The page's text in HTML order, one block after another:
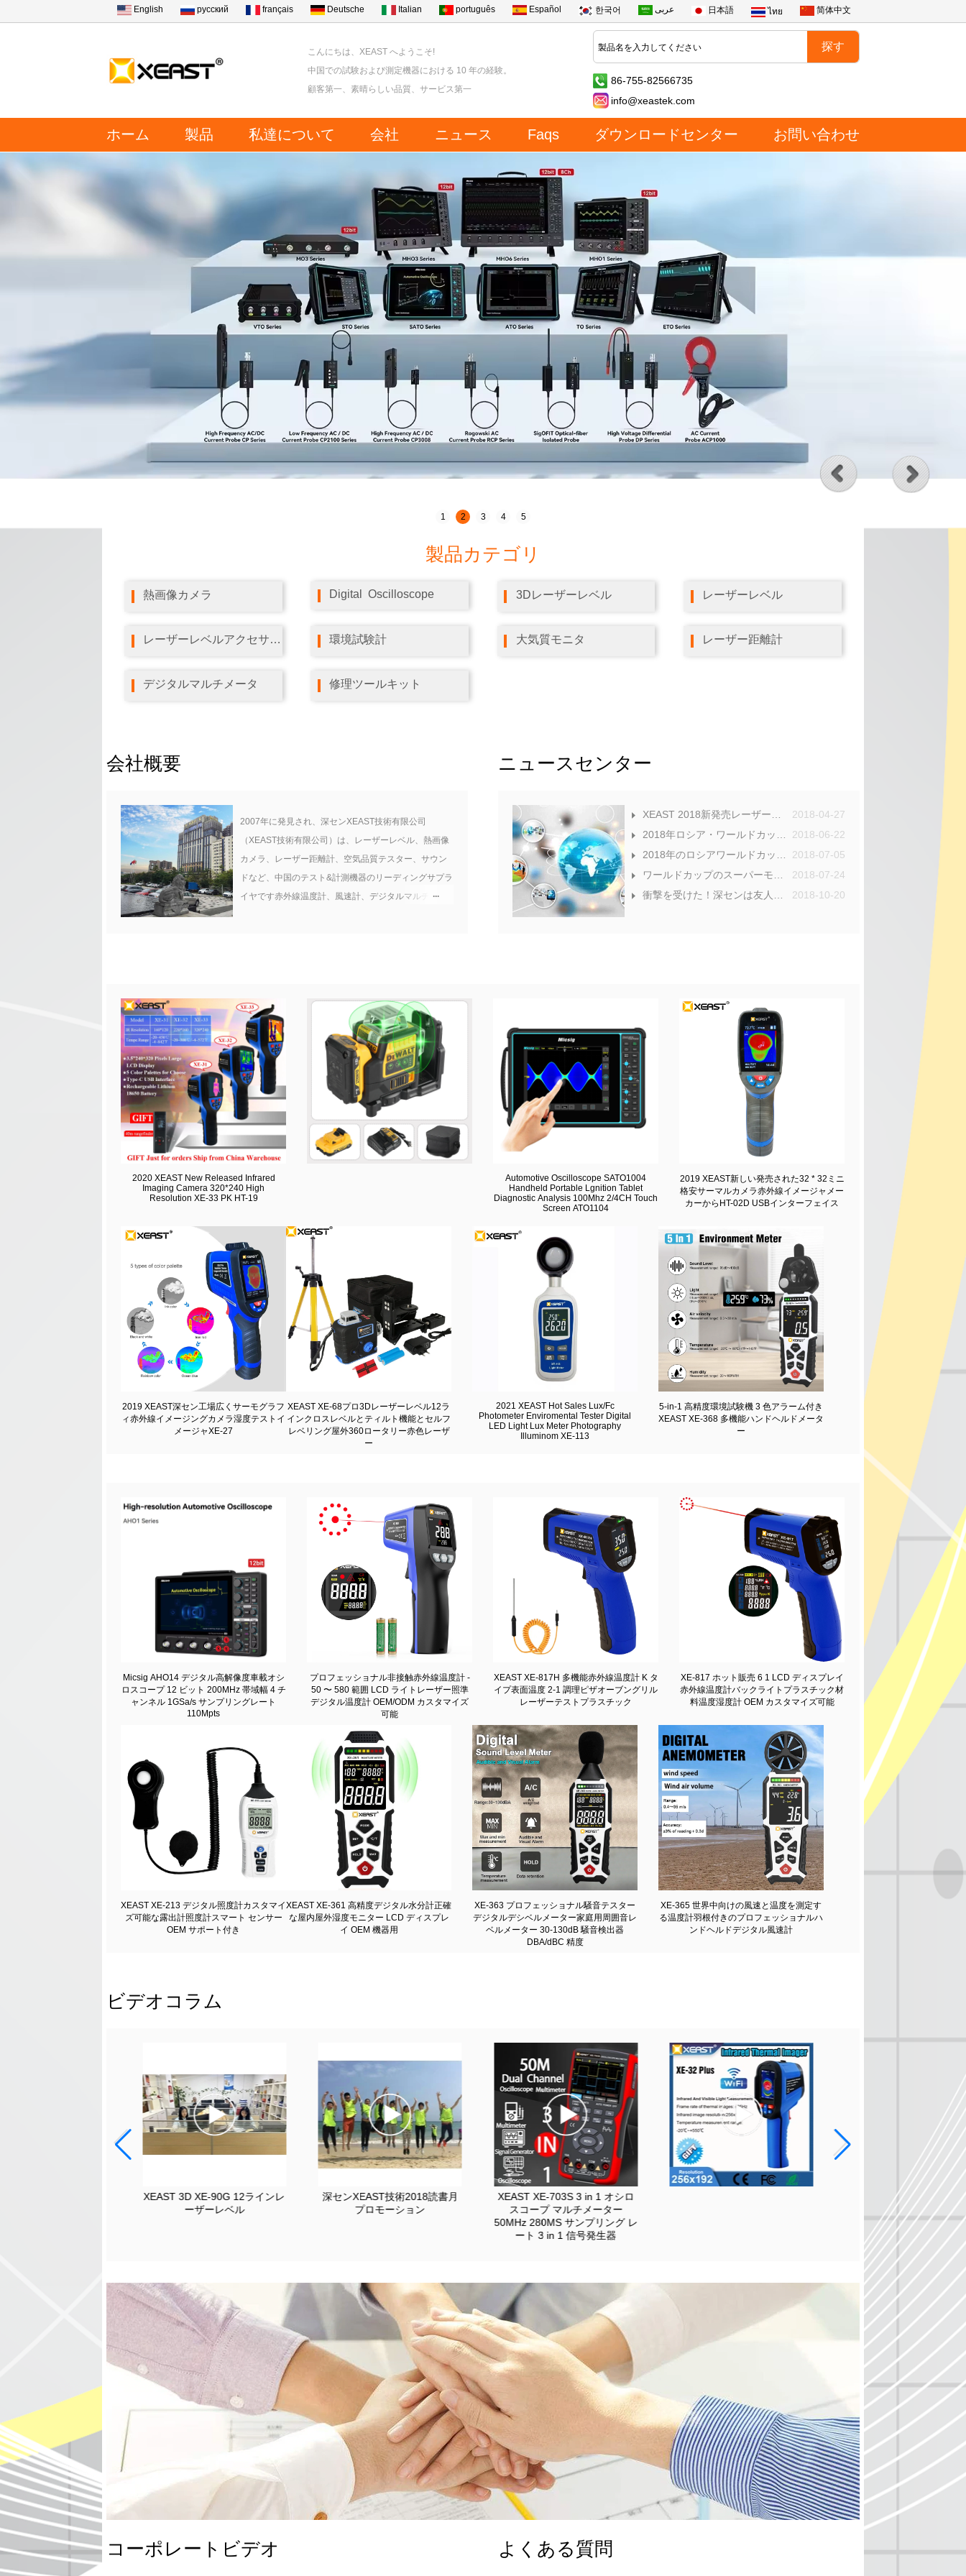
English русский français Deutsche Italian português Español 한국어 عربى 日本語 ไทย 简体中文
こんにちは、XEAST へようこそ!
中国での試験および測定機器における 10 年の経験。
顧客第一、素晴らしい品質、サービス第一
86-755-82566735
info@xeastek.com
ホーム 製品 私達について 会社 ニュース Faqs ダウンロードセンター お問い合わせ
1 2 3 4 5
製品カテゴリ
熱画像カメラ Digital Oscilloscope 3Dレーザーレベル レーザーレベル
レーザーレベルアクセサリー 環境試験計 大気質モニタ レーザー距離計
デジタルマルチメータ 修理ツールキット
会社概要
2007年に発見され、深センXEAST技術有限公司
（XEAST技術有限公司）は、レーザーレベル、熱画像
カメラ、レーザー距離計、空気品質テスター、サウン
ドなど、中国のテスト&計測機器のリーディングサプラ
イヤです赤外線温度計、風速計、デジタルマルチメー
ニュースセンター
XEAST 2018新発売レーザーレベル3D中国レーザーレベルサプライヤーをリード
2018-04-27
2018年ロシア・ワールドカップ：あなたに開放感、熱意、美しさを示す方法。
2018-06-22
2018年のロシアワールドカップのあなたの女神は誰ですか？
2018-07-05
ワールドカップのスーパーモデルとヘラクレスカップ
2018-07-24
衝撃を受けた！深センは友人の輪を再び爆発させた！
2018-10-20
2020 XEAST New Released Infrared
Imaging Camera 320*240 High
Resolution XE-33 PK HT-19
Automotive Oscilloscope SATO1004
Handheld Portable Lgnition Tablet
Diagnostic Analysis 100Mhz 2/4CH Touch
Screen ATO1104
2019 XEAST新しい発売された32 * 32ミニ
格安サーマルカメラ赤外線イメージャメー
カーからHT-02D USBインターフェイス
2019 XEAST深セン工場広くサーモグラフ
ィ赤外線イメージングカメラ湿度テストイ
メージャXE-27
XEAST XE-68プロ3Dレーザーレベル12ラ
インクロスレベルとティルト機能とセルフ
レベリング屋外360ロータリー赤色レーザ
ー
2021 XEAST Hot Sales Lux/Fc
Photometer Enviromental Tester Digital
LED Light Lux Meter Photography
Illuminom XE-113
5-in-1 高精度環境試験機 3 色アラーム付き
XEAST XE-368 多機能ハンドヘルドメータ
ー
Micsig AHO14 デジタル高解像度車載オシ
ロスコープ 12 ビット 200MHz 帯域幅 4 チ
ャンネル 1GSa/s サンプリングレート
110Mpts
プロフェッショナル非接触赤外線温度計 -
50 〜 580 範囲 LCD ライトレーザー照準
デジタル温度計 OEM/ODM カスタマイズ
可能
XEAST XE-817H 多機能赤外線温度計 K タ
イプ表面温度 2-1 調理ピザオーブングリル
レーザーテストプラスチック
XE-817 ホット販売 6 1 LCD ディスプレイ
赤外線温度計バックライトプラスチック材
料温度湿度計 OEM カスタマイズ可能
XEAST XE-213 デジタル照度計カスタマイ
ズ可能な露出計照度計スマート センサー
OEM サポート付き
XEAST XE-361 高精度デジタル水分計正確
な屋内屋外湿度モニター LCD ディスプレ
イ OEM 機器用
XE-363 プロフェッショナル騒音テスター
デジタルデシベルメーター家庭用周囲音レ
ベルメーター 30-130dB 騒音検出器
DBA/dBC 精度
XE-365 世界中向けの風速と温度を測定す
る温度計羽根付きのプロフェッショナルハ
ンドヘルドデジタル風速計
ビデオコラム
XEAST 3D XE-90G 12ラインレ
ーザーレベル
深センXEAST技術2018読書月
プロモーション
XEAST XE-703S 3 in 1 オシロ
スコープ マルチメーター
50MHz 280MS サンプリング レ
ート 3 in 1 信号発生器
2019 XEAST New
Laser Level XE-68
コーポレートビデオ よくある質問
Q よくある質問
A
Q：サンプルオーダーは利用可能ですか？
A：はい、リクエストに応じて利用できます。
Q：サンプルを準備するのにどれくらいの時間が必要ですか？
A：製品によっては3〜7日かかります。
Q：どの支払い条件を受け入れますか？
A：サンプルはウェスタンユニオン、パヤプル、マネーグラム、T / Tを事前
に受け付けています。 MP注文の場合、上記の条件とL / Cを受け入れます。
Q：サンプルの配送料はいくらですか？
A：速達費用は、サンプル量、重量、カートン測定値、および送信したい国
によって異なります。正確な情報については、営業担当者にお問い合わせく
ださい。
A：サンプル注文の場合、通常はDHL、TNT、FEDEXなどのキャリアによる
配送。 MP注文の場合、通常は上記条件と大気または海で出荷されます。